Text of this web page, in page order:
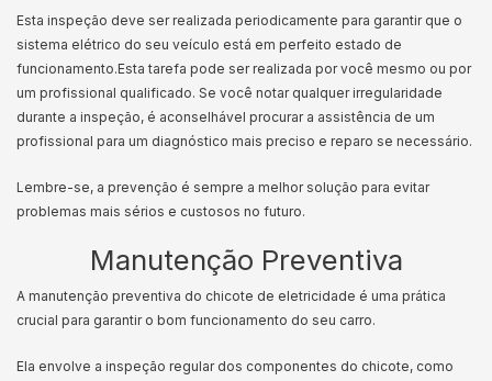
Esta inspeção deve ser realizada periodicamente para garantir que o
sistema elétrico do seu veículo está em perfeito estado de
funcionamento.Esta tarefa pode ser realizada por você mesmo ou por
um profissional qualificado. Se você notar qualquer irregularidade
durante a inspeção, é aconselhável procurar a assistência de um
profissional para um diagnóstico mais preciso e reparo se necessário.
Lembre-se, a prevenção é sempre a melhor solução para evitar
problemas mais sérios e custosos no futuro.
Manutenção Preventiva
A manutenção preventiva do chicote de eletricidade é uma prática
crucial para garantir o bom funcionamento do seu carro.
Ela envolve a inspeção regular dos componentes do chicote, como